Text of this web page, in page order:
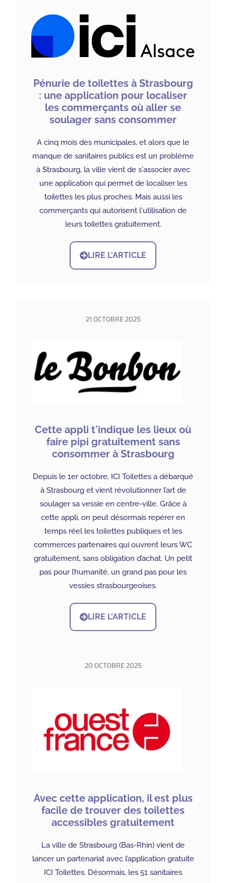
Pénurie de toilettes à Strasbourg
: une application pour localiser
les commerçants où aller se
soulager sans consommer
A cinq mois des municipales, et alors que le
manque de sanitaires publics est un problème
à Strasbourg, la ville vient de s'associer avec
une application qui permet de localiser les
toilettes les plus proches. Mais aussi les
commerçants qui autorisent l'utilisation de
leurs toilettes gratuitement.
LIRE L'ARTICLE
21 OCTOBRE 2025
Cette appli t'indique les lieux où
faire pipi gratuitement sans
consommer à Strasbourg
Depuis le 1er octobre, ICI Toilettes a débarqué
à Strasbourg et vient révolutionner l’art de
soulager sa vessie en centre-ville. Grâce à
cette appli, on peut désormais repérer en
temps réel les toilettes publiques et les
commerces partenaires qui ouvrent leurs WC
gratuitement, sans obligation d’achat. Un petit
pas pour l’humanité, un grand pas pour les
vessies strasbourgeoises.
LIRE L'ARTICLE
20 OCTOBRE 2025
Avec cette application, il est plus
facile de trouver des toilettes
accessibles gratuitement
La ville de Strasbourg (Bas-Rhin) vient de
lancer un partenariat avec l’application gratuite
ICI Toilettes. Désormais, les 51 sanitaires